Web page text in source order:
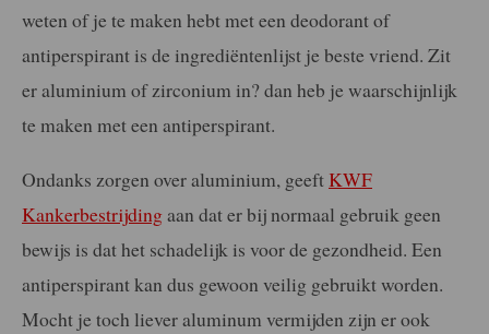
weten of je te maken hebt met een deodorant of
antiperspirant is de ingrediëntenlijst je beste vriend. Zit
er aluminium of zirconium in? dan heb je waarschijnlijk
te maken met een antiperspirant.
Ondanks zorgen over aluminium, geeft KWF
Kankerbestrijdingaan dat er bij normaal gebruik geen
bewijs is dat het schadelijk is voor de gezondheid. Een
antiperspirant kan dus gewoon veilig gebruikt worden.
Mocht je toch liever aluminum vermijden zijn er ook